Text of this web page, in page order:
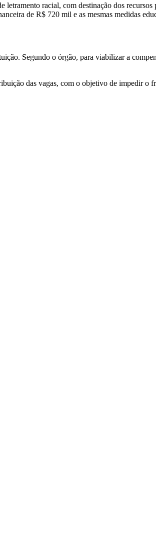
racial, com destinação dos recursos
de R$ 720 mil e as mesmas medidas
Segundo o órgão, para viabilizar a
das vagas, com o objetivo de impedir o